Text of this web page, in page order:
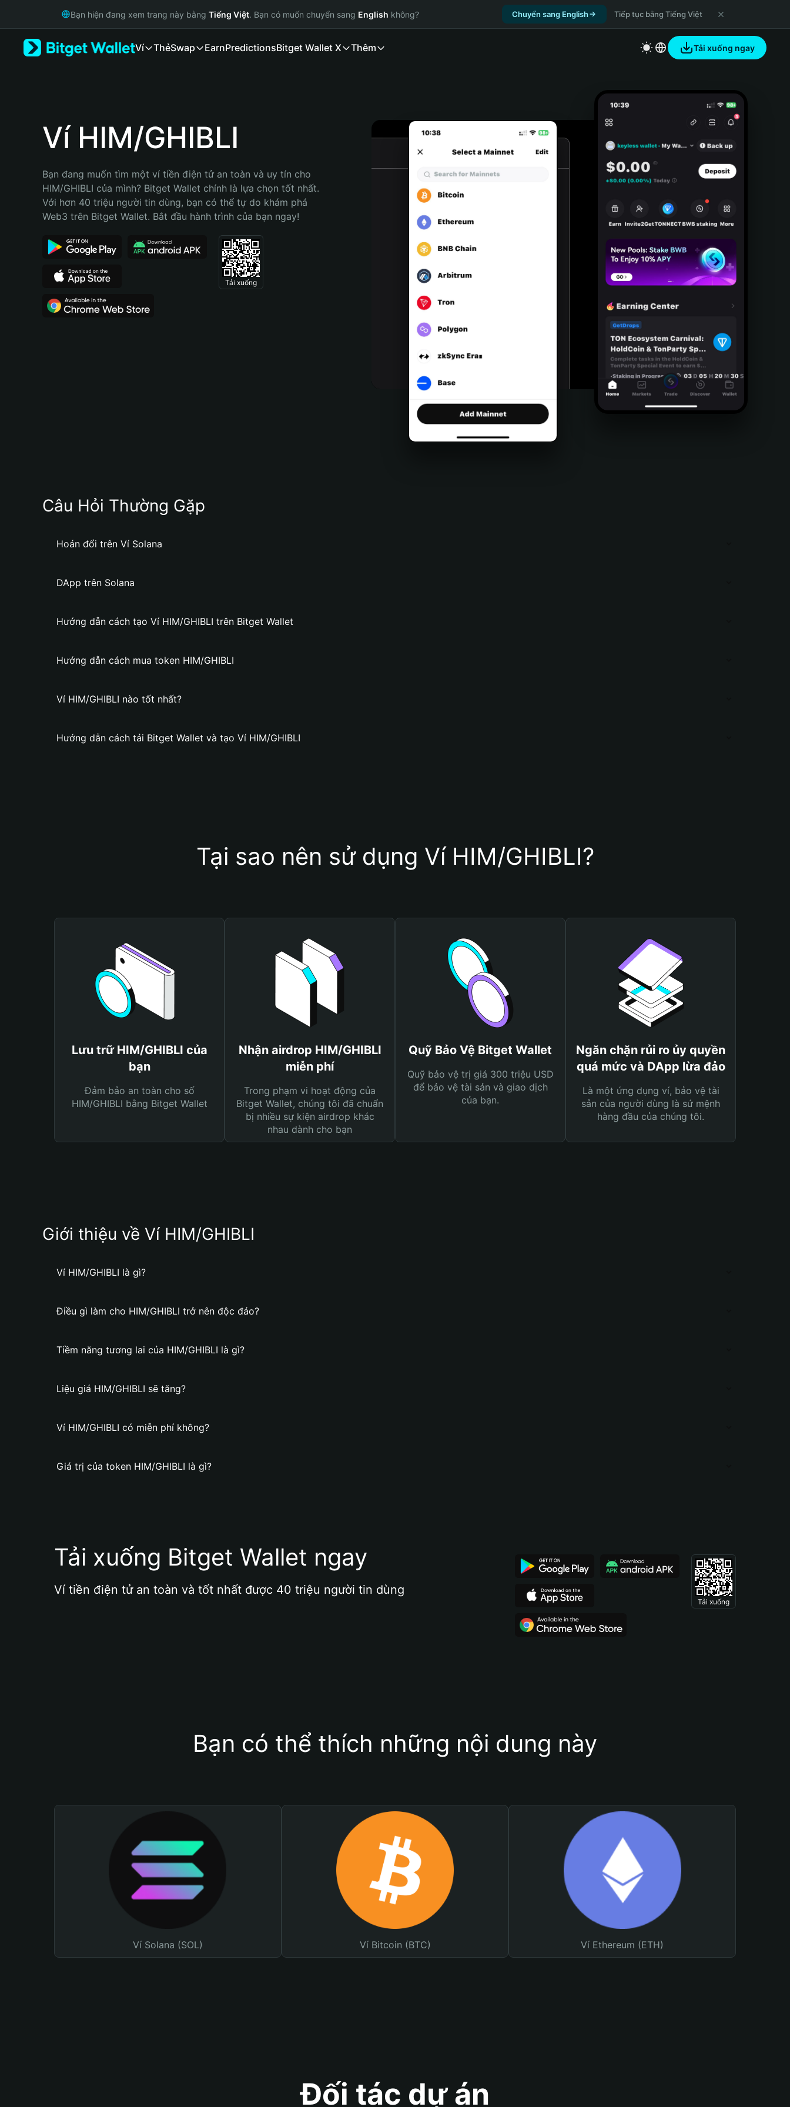
Русский
Bahasa Indonesia
Português (Brasil)
Bạn hiện đang xem trang này bằng Tiếng Việt. Bạn có muốn chuyển sang English không? Chuyển sang English Tiếp tục bằng Tiếng Việt
Ví ThẻSwap EarnPredictionsBitget Wallet X Thêm Tải xuống ngay
Ví HIM/GHIBLI
Bạn đang muốn tìm một ví tiền điện tử an toàn và uy tín cho
HIM/GHIBLI của mình? Bitget Wallet chính là lựa chọn tốt nhất.
Với hơn 40 triệu người tin dùng, bạn có thể tự do khám phá
Web3 trên Bitget Wallet. Bắt đầu hành trình của bạn ngay!
Tải xuống
Câu Hỏi Thường Gặp
Hoán đổi trên Ví Solana
DApp trên Solana
Hướng dẫn cách tạo Ví HIM/GHIBLI trên Bitget Wallet
Hướng dẫn cách mua token HIM/GHIBLI
Ví HIM/GHIBLI nào tốt nhất?
Hướng dẫn cách tải Bitget Wallet và tạo Ví HIM/GHIBLI
Tại sao nên sử dụng Ví HIM/GHIBLI?
Lưu trữ HIM/GHIBLI của
bạn
Đảm bảo an toàn cho số
HIM/GHIBLI bằng Bitget Wallet
Nhận airdrop HIM/GHIBLI
miễn phí
Trong phạm vi hoạt động của
Bitget Wallet, chúng tôi đã chuẩn
bị nhiều sự kiện airdrop khác
nhau dành cho bạn
Quỹ Bảo Vệ Bitget Wallet
Quỹ bảo vệ trị giá 300 triệu USD
để bảo vệ tài sản và giao dịch
của bạn.
Ngăn chặn rủi ro ủy quyền
quá mức và DApp lừa đảo
Là một ứng dụng ví, bảo vệ tài
sản của người dùng là sứ mệnh
hàng đầu của chúng tôi.
Giới thiệu về Ví HIM/GHIBLI
Ví HIM/GHIBLI là gì?
Điều gì làm cho HIM/GHIBLI trở nên độc đáo?
Tiềm năng tương lai của HIM/GHIBLI là gì?
Liệu giá HIM/GHIBLI sẽ tăng?
Ví HIM/GHIBLI có miễn phí không?
Giá trị của token HIM/GHIBLI là gì?
Tải xuống Bitget Wallet ngay
Ví tiền điện tử an toàn và tốt nhất được 40 triệu người tin dùng
Tải xuống
Bạn có thể thích những nội dung này
Ví Solana (SOL) Ví Bitcoin (BTC) Ví Ethereum (ETH)
Đối tác dự án